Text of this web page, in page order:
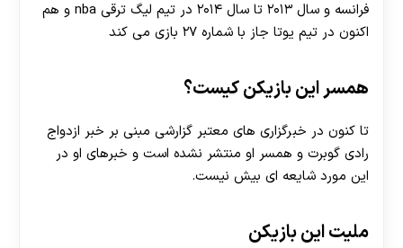
30 تا 50 درصد شارژ هدیه بیشتر فقط با ثبت نام در
فرانسه و سال ۲۰۱۳ تا سال ۲۰۱۴ در تیم لیگ ترقی nba و هم
اکنون در تیم یوتا جاز با شماره ۲۷ بازی می کند
همسر این بازیکن کیست؟
تا کنون در خبرگزاری های معتبر گزارشی مبنی بر خبر ازدواج
رادی گوبرت و همسر او منتشر نشده است و خبرهای او در
این مورد شایعه ای بیش نیست.
ملیت این بازیکن